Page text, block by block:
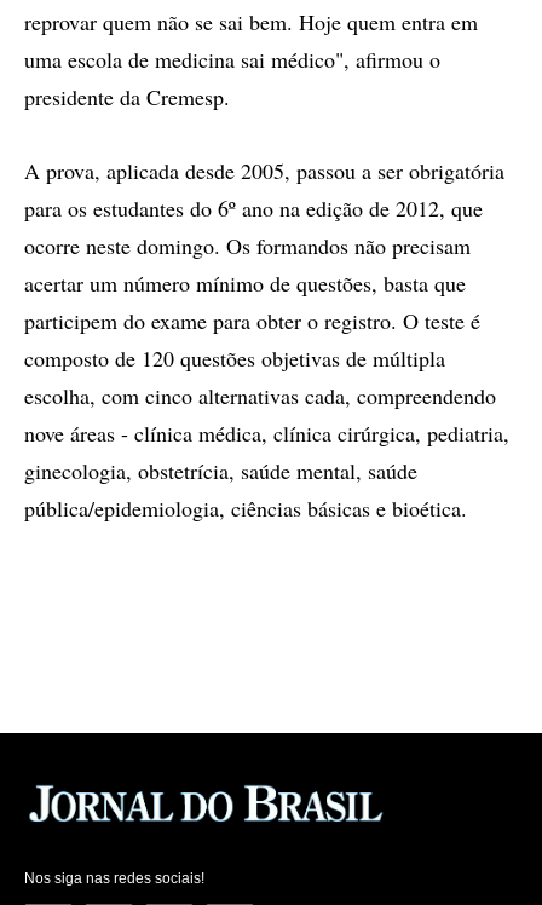
reprovar quem não se sai bem. Hoje quem entra em
uma escola de medicina sai médico", afirmou o
presidente da Cremesp.
A prova, aplicada desde 2005, passou a ser obrigatória
para os estudantes do 6º ano na edição de 2012, que
ocorre neste domingo. Os formandos não precisam
acertar um número mínimo de questões, basta que
participem do exame para obter o registro. O teste é
composto de 120 questões objetivas de múltipla
escolha, com cinco alternativas cada, compreendendo
nove áreas - clínica médica, clínica cirúrgica, pediatria,
ginecologia, obstetrícia, saúde mental, saúde
pública/epidemiologia, ciências básicas e bioética.
Nos siga nas redes sociais!